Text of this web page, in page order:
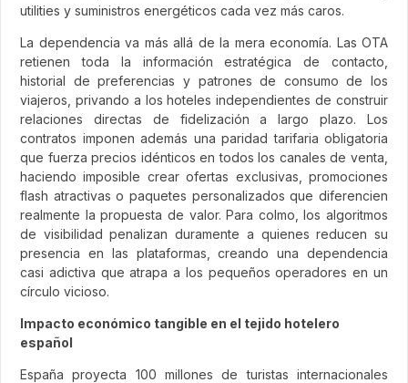
utilities y suministros energéticos cada vez más caros.
La dependencia va más allá de la mera economía. Las OTA
retienen toda la información estratégica de contacto,
historial de preferencias y patrones de consumo de los
viajeros, privando a los hoteles independientes de construir
relaciones directas de fidelización a largo plazo. Los
contratos imponen además una paridad tarifaria obligatoria
que fuerza precios idénticos en todos los canales de venta,
haciendo imposible crear ofertas exclusivas, promociones
flash atractivas o paquetes personalizados que diferencien
realmente la propuesta de valor. Para colmo, los algoritmos
de visibilidad penalizan duramente a quienes reducen su
presencia en las plataformas, creando una dependencia
casi adictiva que atrapa a los pequeños operadores en un
círculo vicioso.
Impacto económico tangible en el tejido hotelero
español
España proyecta 100 millones de turistas internacionales